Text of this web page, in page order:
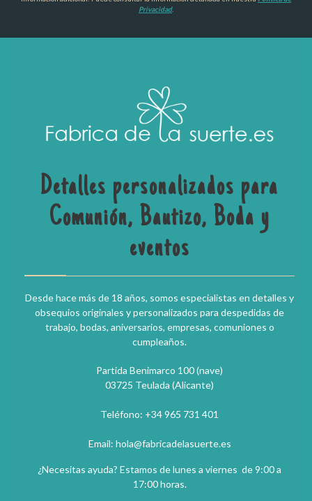
Privacidad.
Detalles personalizados para
Comunión, Bautizo, Boda y
eventos
Desde hace más de 18 años, somos especialistas en detalles y
obsequios originales y personalizados para despedidas de
trabajo, bodas, aniversarios, empresas, comuniones o
cumpleaños.
Partida Benimarco 100 (nave)
03725 Teulada (Alicante)
Teléfono: +34 965 731 401
Email: hola@fabricadelasuerte.es
¿Necesitas ayuda? Estamos de lunes a viernes de 9:00 a
17:00 horas.